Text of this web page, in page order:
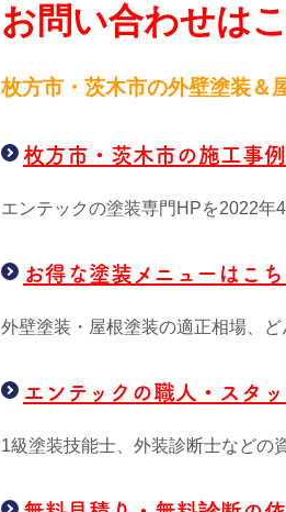
お問い合わせは
枚方市・茨木市の外壁塗装＆
枚方市・茨木市の施工事
エンテックの塗装専門HPを2022年
お得な塗装メニューはこち
外壁塗装・屋根塗装の適正相場、
エンテックの職人・スタ
1級塗装技能士、外装診断士などの